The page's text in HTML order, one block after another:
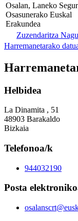
Osalan, Laneko
Osasunerako Euskal
Erakundea
Zuzendaritza
Harremanetarako
Helbidea
La Dinamita , 51
48903 Barakaldo
Bizkaia
Telefonoa/k
944032190
Posta